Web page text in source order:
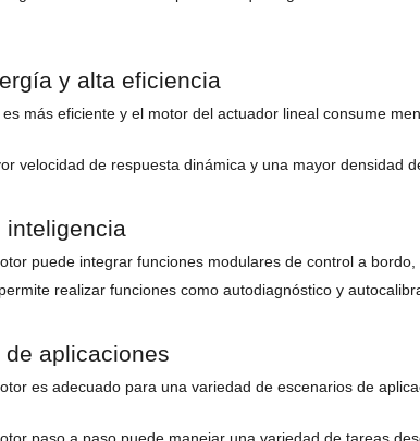
y alta eficiencia
más eficiente y el motor del actuador lineal consume
velocidad de respuesta dinámica y una mayor densidad
inteligencia
puede integrar funciones modulares de control a
realizar funciones como autodiagnóstico y
aplicaciones
es adecuado para una variedad de escenarios de